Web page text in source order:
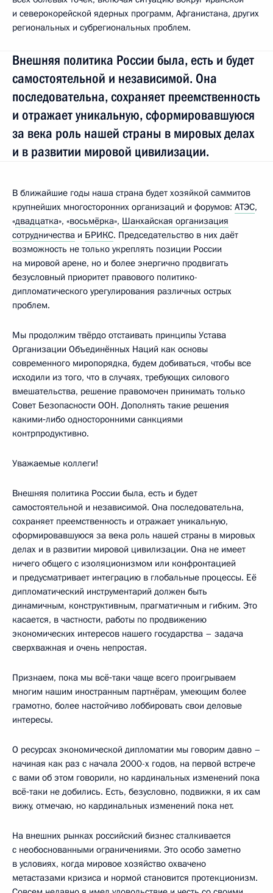
и северокорейской ядерных программ, Афганистана, других
региональных и субрегиональных проблем.
Внешняя политика России была, есть и будет
самостоятельной и независимой. Она
последовательна, сохраняет преемственность
и отражает уникальную, сформировавшуюся
за века роль нашей страны в мировых делах
и в развитии мировой цивилизации.
В ближайшие годы наша страна будет хозяйкой саммитов
крупнейших многосторонних организаций и форумов: АТЭС,
«двадцатка», «восьмёрка», Шанхайская организация
сотрудничества и БРИКС. Председательство в них даёт
возможность не только укреплять позиции России
на мировой арене, но и более энергично продвигать
безусловный приоритет правового политико-
дипломатического урегулирования различных острых
проблем.
Мы продолжим твёрдо отстаивать принципы Устава
Организации Объединённых Наций как основы
современного миропорядка, будем добиваться, чтобы все
исходили из того, что в случаях, требующих силового
вмешательства, решение правомочен принимать только
Совет Безопасности ООН. Дополнять такие решения
какими‑либо односторонними санкциями
контрпродуктивно.
Уважаемые коллеги!
Внешняя политика России была, есть и будет
самостоятельной и независимой. Она последовательна,
сохраняет преемственность и отражает уникальную,
сформировавшуюся за века роль нашей страны в мировых
делах и в развитии мировой цивилизации. Она не имеет
ничего общего с изоляционизмом или конфронтацией
и предусматривает интеграцию в глобальные процессы. Её
дипломатический инструментарий должен быть
динамичным, конструктивным, прагматичным и гибким. Это
касается, в частности, работы по продвижению
экономических интересов нашего государства – задача
сверхважная и очень непростая.
Признаем, пока мы всё‑таки чаще всего проигрываем
многим нашим иностранным партнёрам, умеющим более
грамотно, более настойчиво лоббировать свои деловые
интересы.
О ресурсах экономической дипломатии мы говорим давно –
начиная как раз с начала 2000-х годов, на первой встрече
с вами об этом говорили, но кардинальных изменений пока
всё‑таки не добились. Есть, безусловно, подвижки, я их сам
вижу, отмечаю, но кардинальных изменений пока нет.
На внешних рынках российский бизнес сталкивается
с необоснованными ограничениями. Это особо заметно
в условиях, когда мировое хозяйство охвачено
метастазами кризиса и нормой становится протекционизм.